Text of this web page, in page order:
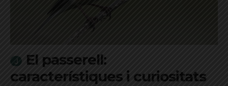
El passerell:
característiques i curiositats